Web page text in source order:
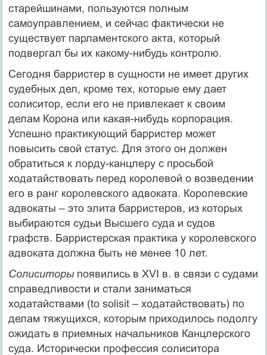
старейшинами, пользуются полным
самоуправлением, и сейчас фактически не
существует парламентского акта, который
подвергал бы их какому-нибудь контролю.
Сегодня барристер в сущности не имеет других
судебных дел, кроме тех, которые ему дает
солиситор, если его не привлекает к своим
делам Корона или какая-нибудь корпорация.
Успешно практикующий барристер может
повысить свой статус. Для этого он должен
обратиться к лорду-канцлеру с просьбой
ходатайствовать перед королевой о возведении
его в ранг королевского адвоката. Королевские
адвокаты – это элита барристеров, из которых
выбираются судьи Высшего суда и судов
графств. Барристерская практика у королевского
адвоката должна быть не менее 10 лет.
Солиситорыпоявились в XVI в. в связи с судами
справедливости и стали заниматься
ходатайствами (to solisit – ходатайствовать) по
делам тяжущихся, которым приходилось подолгу
ожидать в приемных начальников Канцлерского
суда. Исторически профессия солиситора